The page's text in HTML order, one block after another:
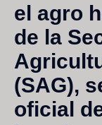
el agro
de la
(SAG),
oficial